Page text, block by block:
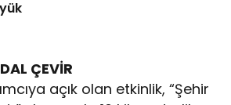
ÇEVİR
açık olan etkinlik, “Şehir